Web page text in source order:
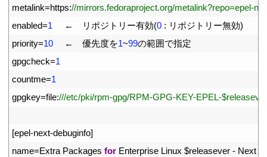
metalink=https://mirrors.fedoraproject.org/metalink?repo=epel-
enabled=1 ←　リポジトリー有効(0 : リポジトリー無効)
priority=10 ←　優先度を1~99の範囲で指定
gpgcheck=1
countme=1
gpgkey=file:///etc/pki/rpm-gpg/RPM-GPG-KEY-EPEL-$releasever
[epel-next-debuginfo]
name=Extra Packages for Enterprise Linux $releasever - Next